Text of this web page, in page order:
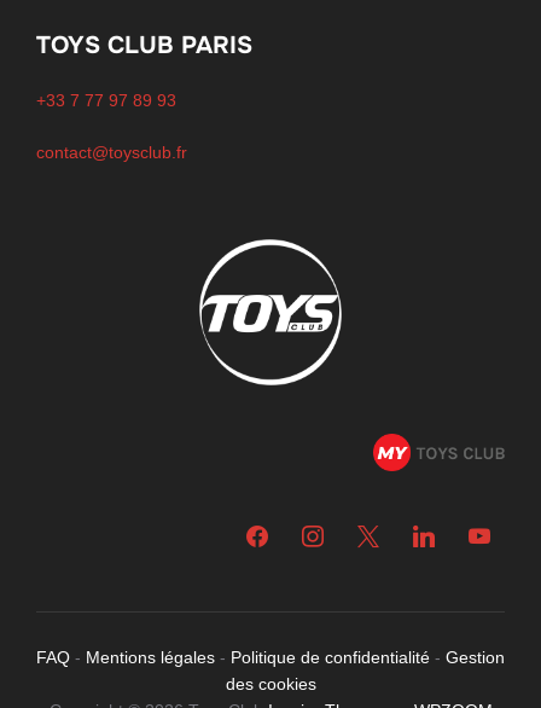
TOYS CLUB PARIS
+33 7 77 97 89 93
contact@toysclub.fr
facebookinstagram linkedin youtube
FAQ - Mentions légales - Politique de confidentialité - Gestion
des cookies